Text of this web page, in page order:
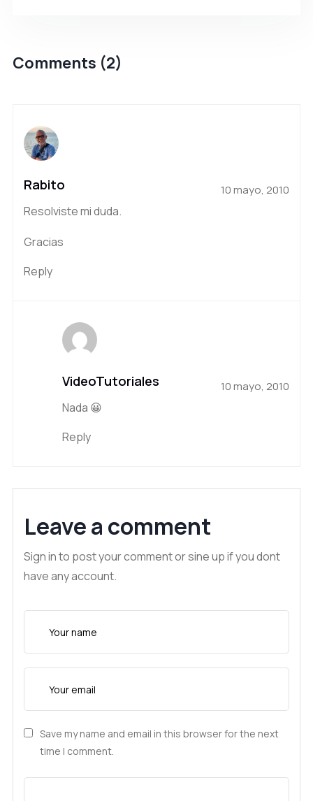
Comments (2)
Rabito 10 mayo, 2010
Resolviste mi duda.
Gracias
Reply
VideoTutoriales 10 mayo, 2010
Nada 😀
Reply
Leave a comment
Sign in to post your comment or sine up if you dont
have any account.
Save my name and email in this browser for the next
time I comment.